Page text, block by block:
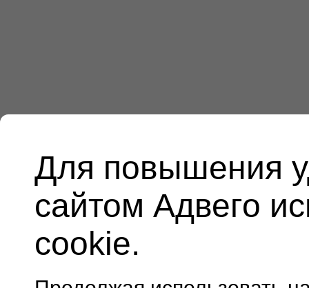
Для повышения
сайтом Адвего
cookie.